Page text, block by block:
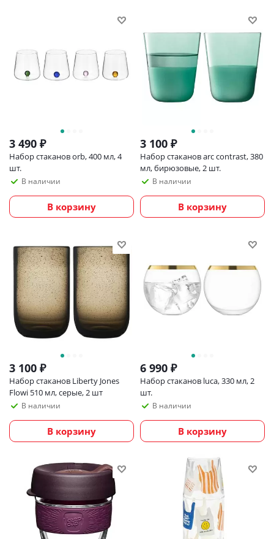
3 490 ₽
Набор стаканов orb, 400 мл, 4
шт.
В наличии
В корзину
3 100 ₽
Набор стаканов arc contrast, 380
мл, бирюзовые, 2 шт.
В наличии
В корзину
3 100 ₽
Набор стаканов Liberty Jones
Flowi 510 мл, серые, 2 шт
В наличии
В корзину
6 990 ₽
Набор стаканов luca, 330 мл, 2
шт.
В наличии
В корзину